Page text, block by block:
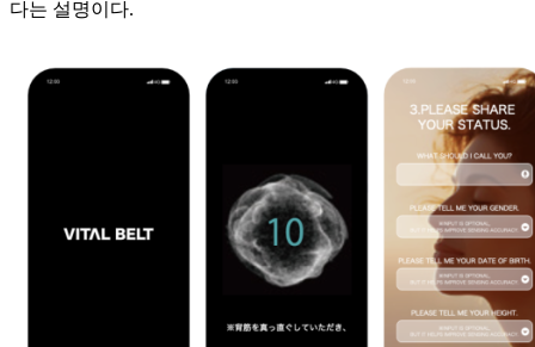
다는 설명이다.